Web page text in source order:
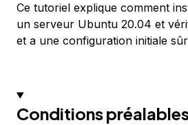
Ce tutoriel explique comment
un serveur Ubuntu 20.04 et
et a une configuration initiale
Conditions